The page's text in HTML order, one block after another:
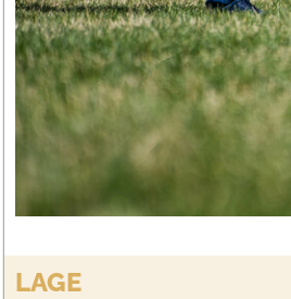
LAGE